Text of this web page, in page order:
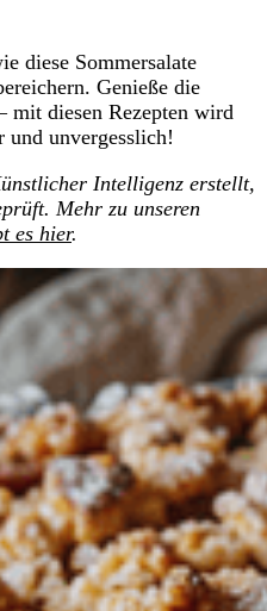
diese Sommersalate
Genieße die
mit diesen Rezepten wird
und unvergesslich!
Intelligenz erstellt,
Mehr zu unseren
es hier.